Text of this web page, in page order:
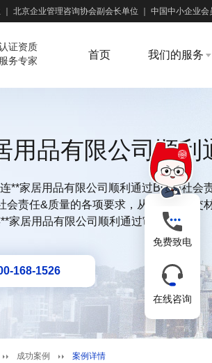
北京企业管理咨询协会副会长单位 中国中小企业会
证资质
服务专家
首页 我们的服务
用品有限公司顺
**家居用品有限公司顺利通过Bunzl社会
会责任&质量的各项要求，从申报、提交
家居用品有限公司顺利通过审核。
168-1526
成功案例 案例详情
免费致电
在线咨询